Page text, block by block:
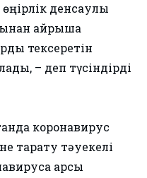
денсаулық
айрықша
тексеретін
– деп түсіндірді
коронавирус
тарату тәуекелі
қарсы